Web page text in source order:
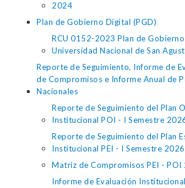
2024
Plan de Gobierno Digital (PGD)
RCU 0152-2023 Plan de
Universidad Nacional de San
Reporte de Seguimiento, Informe de
de Compromisos e Informe Anual de
Nacionales
Reporte de Seguimiento del Plan
Institucional POI - I Semestre
Reporte de Seguimiento del Plan
Institucional PEI - I Semestre 2026
Matriz de Compromisos PEI - POI
Informe de Evaluación